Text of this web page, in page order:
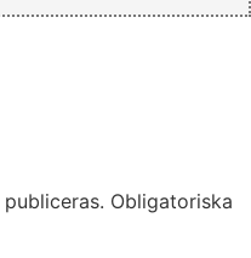
Obligatoriska